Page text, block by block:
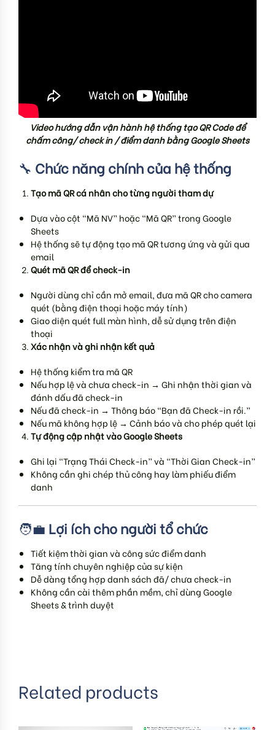
Video hướng dẫn vận hành hệ thống tạo QR Code để
chấm công/ check in / điểm danh bằng Google Sheets
🔧 Chức năng chính của hệ thống
Tạo mã QR cá nhân cho từng người tham dự
Dựa vào cột “Mã NV” hoặc “Mã QR” trong Google
Sheets
Hệ thống sẽ tự động tạo mã QR tương ứng và gửi qua
email
Quét mã QR để check-in
Người dùng chỉ cần mở email, đưa mã QR cho camera
quét (bằng điện thoại hoặc máy tính)
Giao diện quét full màn hình, dễ sử dụng trên điện
thoại
Xác nhận và ghi nhận kết quả
Hệ thống kiểm tra mã QR
Nếu hợp lệ và chưa check-in → Ghi nhận thời gian và
đánh dấu đã check-in
Nếu đã check-in → Thông báo “Bạn đã Check-in rồi.”
Nếu mã không hợp lệ → Cảnh báo và cho phép quét lại
Tự động cập nhật vào Google Sheets
Ghi lại “Trạng Thái Check-in” và “Thời Gian Check-in”
Không cần ghi chép thủ công hay làm phiếu điểm
danh
🧑‍💼 Lợi ích cho người tổ chức
Tiết kiệm thời gian và công sức điểm danh
Tăng tính chuyên nghiệp của sự kiện
Dễ dàng tổng hợp danh sách đã/ chưa check-in
Không cần cài thêm phần mềm, chỉ dùng Google
Sheets & trình duyệt
Related products